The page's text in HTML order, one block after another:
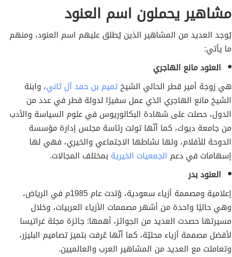
مشاهير يحملون اسم العنود
يُوجد العديد من المشاهير الذين يُطلق عليهم اسم العنود، ومنهم
ما يأتي:
العنود مانع الهاجري
هي زوجة أمير قطر الحالي الشيختميم بن حمد آل ثاني، وابنة
الشيخ مانع الهاجري الذي عمل سفيرًا لدولة قطر في عدد من
الدول، حصلت على شهادة البكالوريوس في علوم السياسة والأدب
من جامعة ديوك، كما أنّها تولت رئاسة مجلس إدارة مؤسسة
الدوحة للأفلام، ولها نشاطها الاجتماعي والخيري، فهي لها
إسهامات في دعم الجمعيات الخيرية بمختلف المجالات.
العنود بدر
إعلامية ومصممة أزياء سعودية، وُلدت عام 1985م في الرياض،
وهي حاليًا واحدة من أشهر مصممات الأزياء العربيات، وخلال
مسيرتها حصدت العديد من الجوائز، أهمها: جائزة مجلة غراتيسا
لأفضل مصممة أزياء محليّة، كما أنّها عُرفت بتميز تصاميم البليزر،
وتعاملت مع العديد من المشاهير العرب والعالميين.